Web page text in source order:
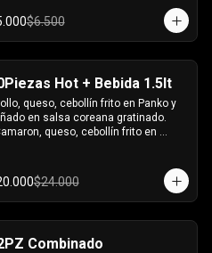
$6.500
Hot + Bebida 1.5lt
queso, cebollín frito en Panko y
en salsa coreana gratinado.
queso, cebollín frito en
en salsa tari.
queso, cebollín frito en Panko.
queso y almendra frito en
$24.000
52PZ Combinado